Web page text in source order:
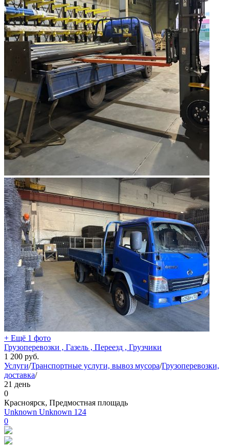
+ Ещё 1 фото
Грузоперевозки , Газель , Переезд , Грузчики
1 200 руб.
Услуги/Транспортные услуги, вывоз мусора/Грузоперевозки,
доставка/
21 день
0
Красноярск, Предмостная площадь
Unknown Unknown 124
0